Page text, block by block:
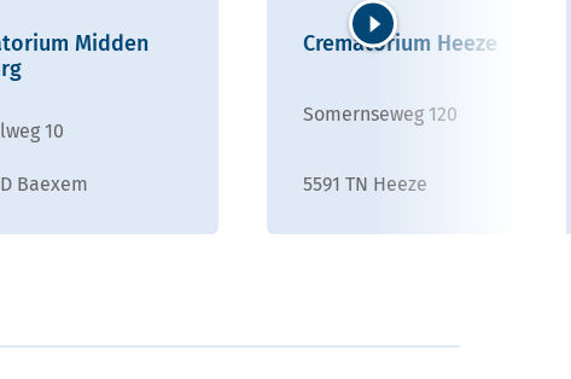
Midden
10
Baexem
Crematorium Heeze
Somernseweg 120
5591 TN Heeze